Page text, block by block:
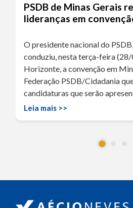
PSDB de Minas Gerais
lideranças em
O presidente nacional do
conduziu, nesta terça-feira (28/
Horizonte, a convenção em
Federação PSDB/Cidadania
candidaturas que serão
Leia mais >>